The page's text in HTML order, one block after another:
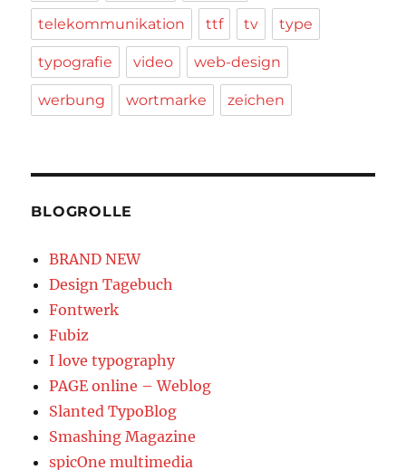
telekommunikation ttf tv type
typografie video web-design
werbung wortmarke zeichen
BLOGROLLE
BRAND NEW
Design Tagebuch
Fontwerk
Fubiz
I love typography
PAGE online – Weblog
Slanted TypoBlog
Smashing Magazine
spicOne multimedia